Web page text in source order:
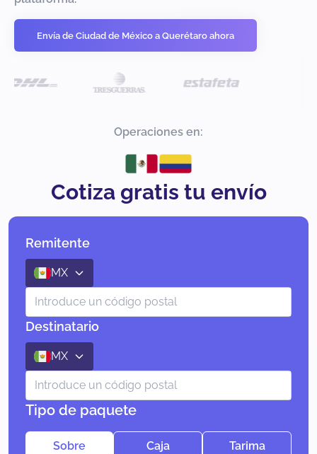
Envía de Ciudad de México a Querétaro ahora
Operaciones en:
Cotiza gratis tu envío
Remitente
MX
Destinatario
MX
Tipo de paquete
Sobre Caja Tarima